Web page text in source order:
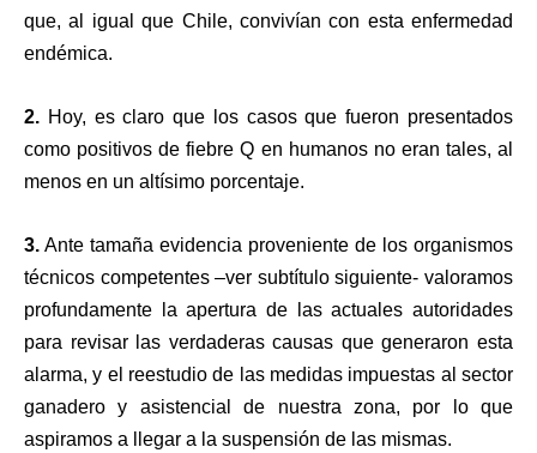
que, al igual que Chile, convivían con esta enfermedad
endémica.
2. Hoy, es claro que los casos que fueron presentados
como positivos de fiebre Q en humanos no eran tales, al
menos en un altísimo porcentaje.
3. Ante tamaña evidencia proveniente de los organismos
técnicos competentes –ver subtítulo siguiente- valoramos
profundamente la apertura de las actuales autoridades
para revisar las verdaderas causas que generaron esta
alarma, y el reestudio de las medidas impuestas al sector
ganadero y asistencial de nuestra zona, por lo que
aspiramos a llegar a la suspensión de las mismas.